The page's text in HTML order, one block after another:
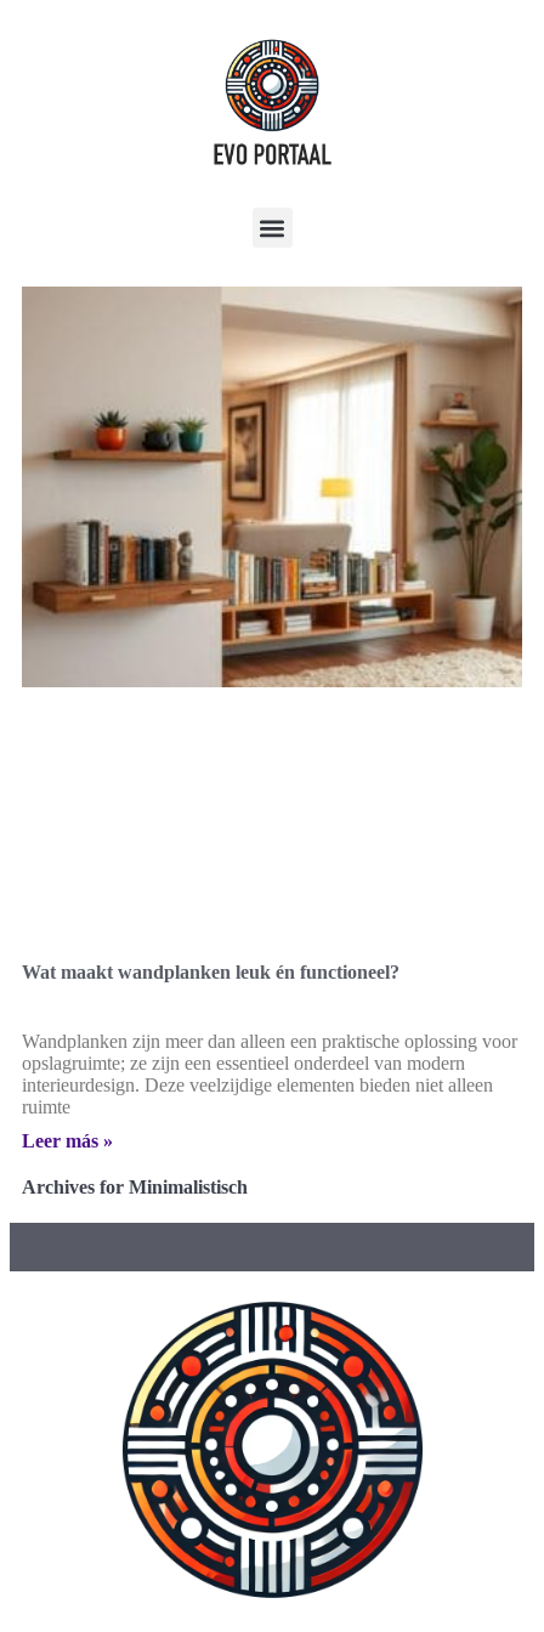
Wat maakt wandplanken leuk én functioneel?
Wandplanken zijn meer dan alleen een praktische oplossing voor
opslagruimte; ze zijn een essentieel onderdeel van modern
interieurdesign. Deze veelzijdige elementen bieden niet alleen
ruimte
Leer más »
Archives for Minimalistisch